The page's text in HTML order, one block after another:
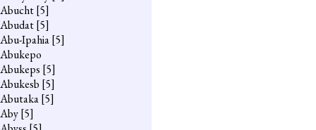
Abucht[5]
Abudat[5]
Abu-Ipahia[5]
Abukepo
Abukeps [5]
Abukesb [5]
Abutaka[5]
Aby[5]